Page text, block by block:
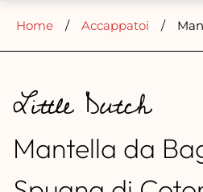
Home / Accappatoi /
Little Dutch
Mantella da